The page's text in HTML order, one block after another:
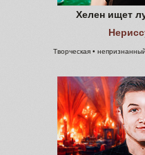
Хелен ищет
Творческая •